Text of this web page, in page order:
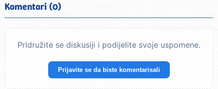
Komentari (0)
Pridružite se diskusiji i podijelite svoje uspomene.
Prijavite se da biste komentarisali